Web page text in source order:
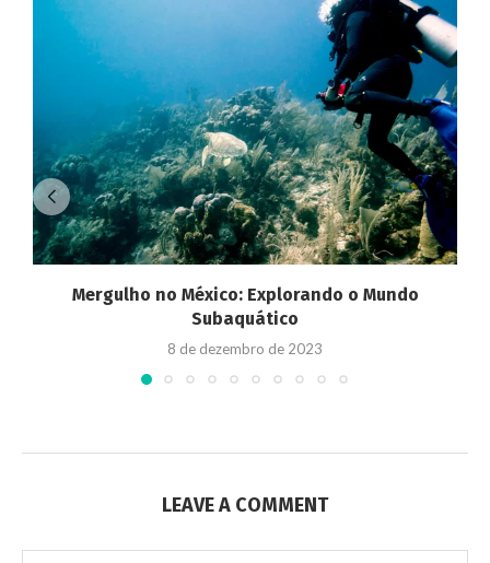
Mergulho no México: Explorando o Mundo
Subaquático
8 de dezembro de 2023
LEAVE A COMMENT